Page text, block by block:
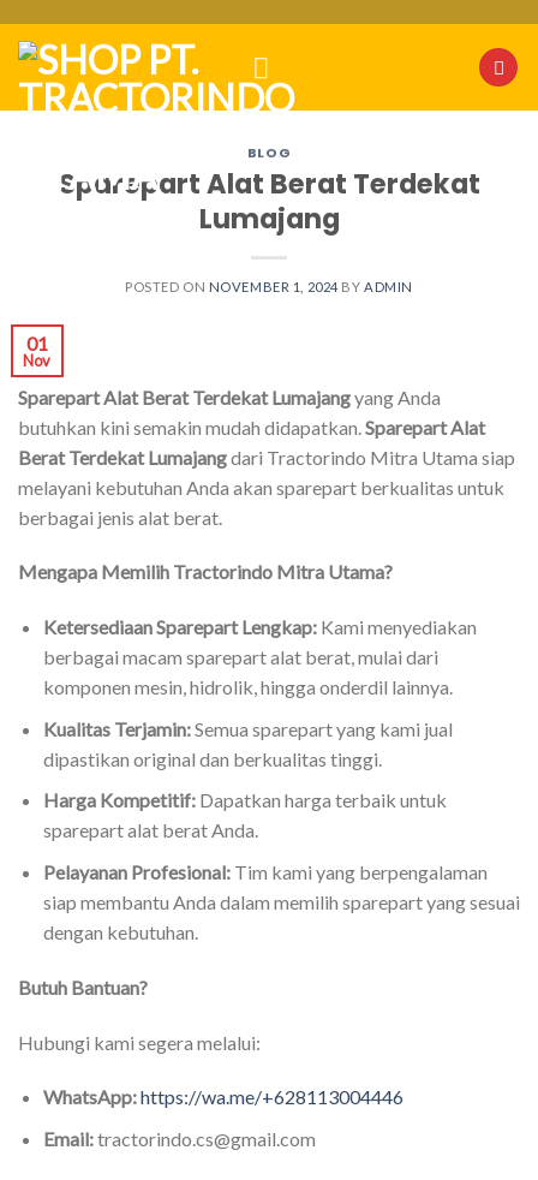
content
BLOG
Sparepart Alat Berat Terdekat
Lumajang
POSTED ON NOVEMBER 1, 2024 BY ADMIN
01
Nov
Sparepart Alat Berat Terdekat Lumajangyang Anda
butuhkan kini semakin mudah didapatkan. Sparepart Alat
Berat Terdekat Lumajangdari Tractorindo Mitra Utama siap
melayani kebutuhan Anda akan sparepart berkualitas untuk
berbagai jenis alat berat.
Mengapa Memilih Tractorindo Mitra Utama?
Ketersediaan Sparepart Lengkap:Kami menyediakan
berbagai macam sparepart alat berat, mulai dari
komponen mesin, hidrolik, hingga onderdil lainnya.
Kualitas Terjamin:Semua sparepart yang kami jual
dipastikan original dan berkualitas tinggi.
Harga Kompetitif:Dapatkan harga terbaik untuk
sparepart alat berat Anda.
Pelayanan Profesional:Tim kami yang berpengalaman
siap membantu Anda dalam memilih sparepart yang sesuai
dengan kebutuhan.
Butuh Bantuan?
Hubungi kami segera melalui:
WhatsApp:https://wa.me/+628113004446
Email:tractorindo.cs@gmail.com